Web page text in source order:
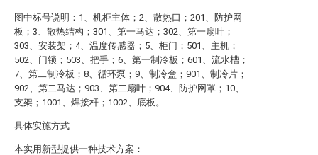
图中标号说明：1、机柜主体；2、散热口；201、防护网
板；3、散热结构；301、第一马达；302、第一扇叶；
303、安装架；4、温度传感器；5、柜门；501、主机；
502、门锁；503、把手；6、第一制冷板；601、流水槽；
7、第二制冷板；8、循环泵；9、制冷盒；901、制冷片；
902、第二马达；903、第二扇叶；904、防护网罩；10、
支架；1001、焊接杆；1002、底板。
具体实施方式
本实用新型提供一种技术方案：